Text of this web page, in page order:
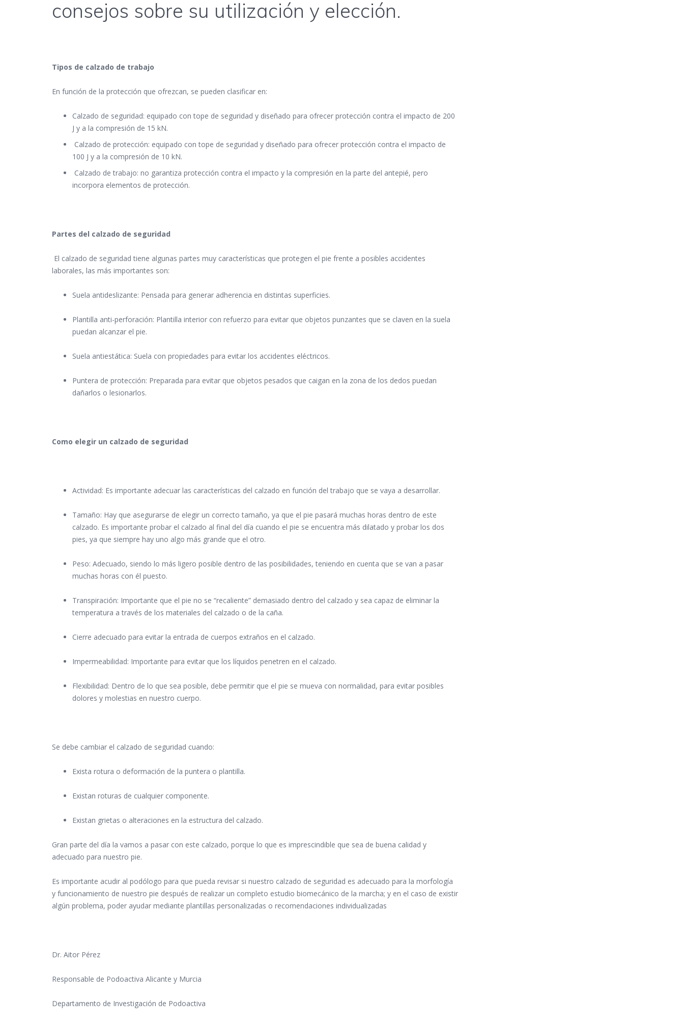
consejos sobre su utilización y elección.
Tipos de calzado de trabajo
En función de la protección que ofrezcan, se pueden clasificar en:
Calzado de seguridad: equipado con tope de seguridad y diseñado para ofrecer protección contra el impacto de 200
J y a la compresión de 15 kN.
Calzado de protección: equipado con tope de seguridad y diseñado para ofrecer protección contra el impacto de
100 J y a la compresión de 10 kN.
Calzado de trabajo: no garantiza protección contra el impacto y la compresión en la parte del antepié, pero
incorpora elementos de protección.
Partes del calzado de seguridad
El calzado de seguridad tiene algunas partes muy características que protegen el pie frente a posibles accidentes
laborales, las más importantes son:
Suela antideslizante: Pensada para generar adherencia en distintas superficies.
Plantilla anti-perforación: Plantilla interior con refuerzo para evitar que objetos punzantes que se claven en la suela
puedan alcanzar el pie.
Suela antiestática: Suela con propiedades para evitar los accidentes eléctricos.
Puntera de protección: Preparada para evitar que objetos pesados que caigan en la zona de los dedos puedan
dañarlos o lesionarlos.
Como elegir un calzado de seguridad
Actividad: Es importante adecuar las características del calzado en función del trabajo que se vaya a desarrollar.
Tamaño: Hay que asegurarse de elegir un correcto tamaño, ya que el pie pasará muchas horas dentro de este
calzado. Es importante probar el calzado al final del día cuando el pie se encuentra más dilatado y probar los dos
pies, ya que siempre hay uno algo más grande que el otro.
Peso: Adecuado, siendo lo más ligero posible dentro de las posibilidades, teniendo en cuenta que se van a pasar
muchas horas con él puesto.
Transpiración: Importante que el pie no se “recaliente” demasiado dentro del calzado y sea capaz de eliminar la
temperatura a través de los materiales del calzado o de la caña.
Cierre adecuado para evitar la entrada de cuerpos extraños en el calzado.
Impermeabilidad: Importante para evitar que los líquidos penetren en el calzado.
Flexibilidad: Dentro de lo que sea posible, debe permitir que el pie se mueva con normalidad, para evitar posibles
dolores y molestias en nuestro cuerpo.
Se debe cambiar el calzado de seguridad cuando:
Exista rotura o deformación de la puntera o plantilla.
Existan roturas de cualquier componente.
Existan grietas o alteraciones en la estructura del calzado.
Gran parte del día la vamos a pasar con este calzado, porque lo que es imprescindible que sea de buena calidad y
adecuado para nuestro pie.
Es importante acudir al podólogo para que pueda revisar si nuestro calzado de seguridad es adecuado para la morfología
y funcionamiento de nuestro pie después de realizar un completo estudio biomecánico de la marcha; y en el caso de existir
algún problema, poder ayudar mediante plantillas personalizadas o recomendaciones individualizadas
Dr. Aitor Pérez
Responsable de Podoactiva Alicante y Murcia
Departamento de Investigación de Podoactiva